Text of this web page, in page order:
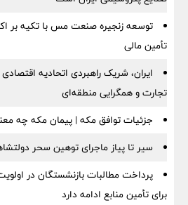
توسعه زنجیره صنعت مس با تکیه بر
تأمین مالی
ایران، شریک راهبردی اتحادیه
تجارت و همگرایی منطقه‌ای
جزئیات توافق مکه | پیمان مکه چه
سیر تا پیاز ماجرای توهین سحر
پرداخت مطالبات بازنشستگان در
برای تأمین منابع ادامه دارد